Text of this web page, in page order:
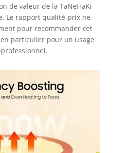
de valeur de la TaNeHaKi
Le rapport qualité-prix ne
pour recommander cet
particulier pour un usage